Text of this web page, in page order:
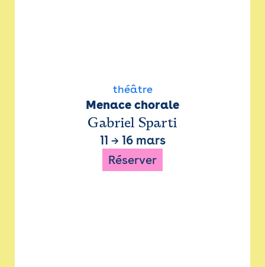
théâtre
Menace chorale
Gabriel Sparti
11 → 16 mars
Réserver